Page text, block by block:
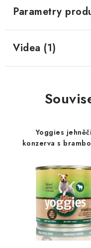
Parametry
Videa (1)
Yoggies
konzerva s